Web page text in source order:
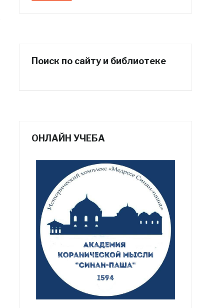
Поиск по сайту и библиотеке
ОНЛАЙН УЧЕБА